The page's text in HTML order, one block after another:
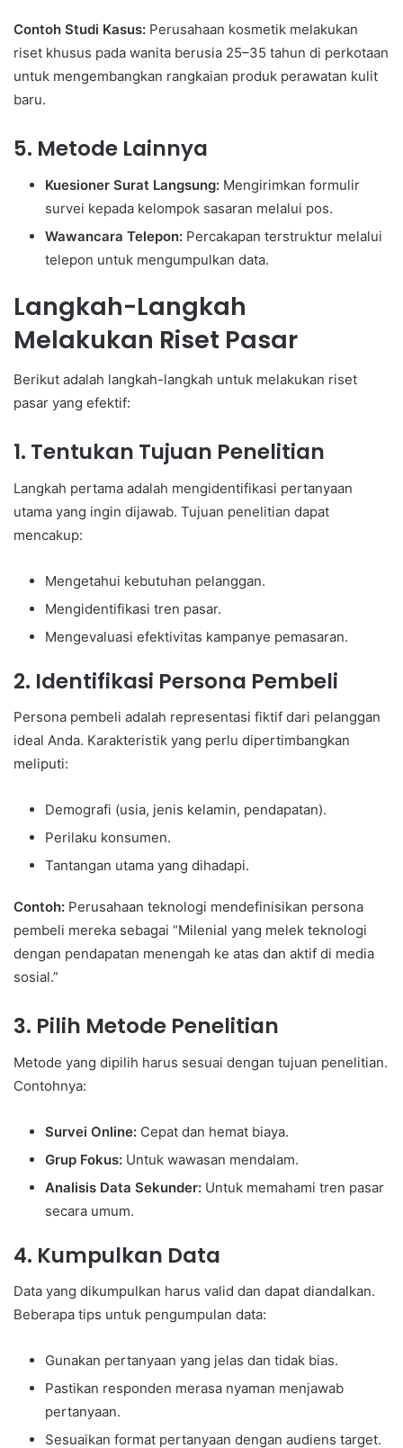
Contoh Studi Kasus: Perusahaan kosmetik melakukan
riset khusus pada wanita berusia 25–35 tahun di perkotaan
untuk mengembangkan rangkaian produk perawatan kulit
baru.
5. Metode Lainnya
Kuesioner Surat Langsung: Mengirimkan formulir
survei kepada kelompok sasaran melalui pos.
Wawancara Telepon: Percakapan terstruktur melalui
telepon untuk mengumpulkan data.
Langkah-Langkah
Melakukan Riset Pasar
Berikut adalah langkah-langkah untuk melakukan riset
pasar yang efektif:
1. Tentukan Tujuan Penelitian
Langkah pertama adalah mengidentifikasi pertanyaan
utama yang ingin dijawab. Tujuan penelitian dapat
mencakup:
Mengetahui kebutuhan pelanggan.
Mengidentifikasi tren pasar.
Mengevaluasi efektivitas kampanye pemasaran.
2. Identifikasi Persona Pembeli
Persona pembeli adalah representasi fiktif dari pelanggan
ideal Anda. Karakteristik yang perlu dipertimbangkan
meliputi:
Demografi (usia, jenis kelamin, pendapatan).
Perilaku konsumen.
Tantangan utama yang dihadapi.
Contoh: Perusahaan teknologi mendefinisikan persona
pembeli mereka sebagai “Milenial yang melek teknologi
dengan pendapatan menengah ke atas dan aktif di media
sosial.”
3. Pilih Metode Penelitian
Metode yang dipilih harus sesuai dengan tujuan penelitian.
Contohnya:
Survei Online: Cepat dan hemat biaya.
Grup Fokus: Untuk wawasan mendalam.
Analisis Data Sekunder: Untuk memahami tren pasar
secara umum.
4. Kumpulkan Data
Data yang dikumpulkan harus valid dan dapat diandalkan.
Beberapa tips untuk pengumpulan data:
Gunakan pertanyaan yang jelas dan tidak bias.
Pastikan responden merasa nyaman menjawab
pertanyaan.
Sesuaikan format pertanyaan dengan audiens target.